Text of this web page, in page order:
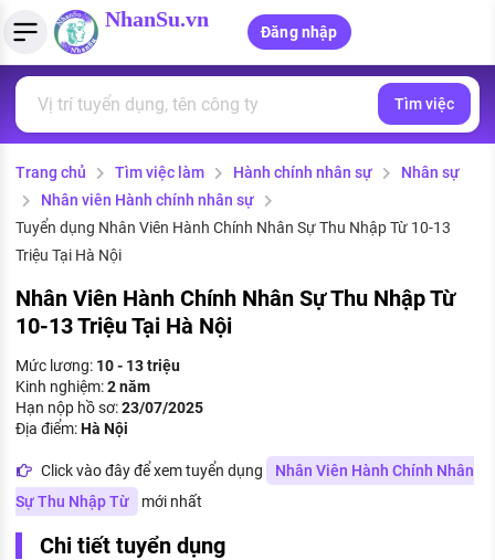
NhanSu.vn
Đăng nhập
Tìm việc làm
Việc làm ngành luật
Việc làm lương cao
CÔNG TY
Danh sách nhà tuyển dụng
Quản lý CV
Tải CV lên
Tạo CV trực tuyến
MẪU CV THEO STYLE
Mẫu CV đơn giản
Mẫu CV hiện đại
Tính lương Gross - Net
Tính thuế thu nhập cá nhân
Tính trợ cấp thất nghiệp
PHÁP LUẬT VIỆT NAM
Văn bản pháp luật
Chính sách mới
PHÁP LUẬT LAO ĐỘNG
Bảo hiểm và phúc lợi
Thuế thu nhập
Hồ sơ biểu mẫu
Chính sách lao động
KHÁM PHÁ NGHỀ NGHIỆP
Tử vi nghề nghiệp
Tìm việc
Trang chủ Tìm việc làm Hành chính nhân sự
Nhân sự
Nhân viên Hành chính nhân sự
Tuyển dụng Nhân Viên Hành Chính Nhân Sự Thu Nhập Từ 10-13
Triệu Tại Hà Nội
Nhân Viên Hành Chính Nhân Sự Thu Nhập Từ
10-13 Triệu Tại Hà Nội
Mức lương: 10 - 13 triệu
Kinh nghiệm:2 năm
Hạn nộp hồ sơ:23/07/2025
Địa điểm:Hà Nội
Click vào đây để xem tuyển dụng
Nhân Viên Hành Chính Nhân
Sự Thu Nhập Từ
mới nhất
Chi tiết tuyển dụng